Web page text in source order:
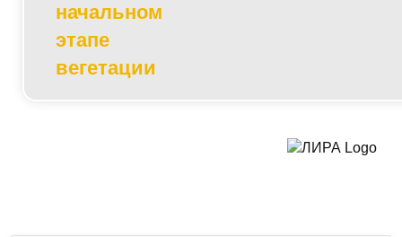
начальном
этапе
вегетации